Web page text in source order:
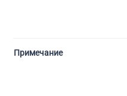
Примечание